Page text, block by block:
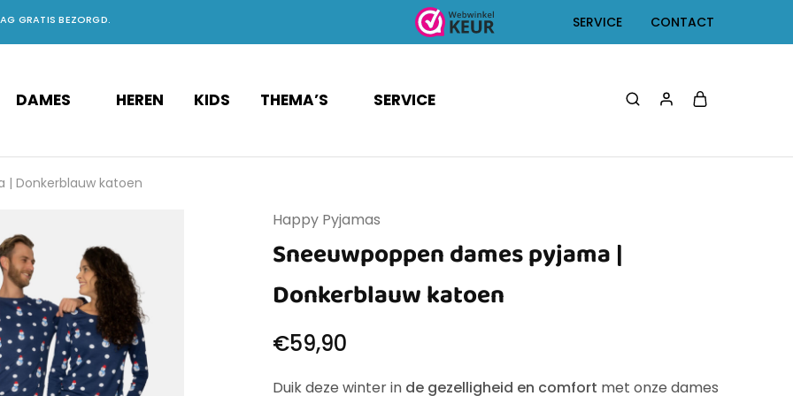
GRATIS BEZORGD. SERVICE CONTACT
DAMES HEREN KIDS THEMA’S SERVICE
| Donkerblauw katoen
Happy Pyjamas
Sneeuwpoppen dames pyjama |
Donkerblauw katoen
€59,90
Duik deze winter in de gezelligheid en comfort met onze dames